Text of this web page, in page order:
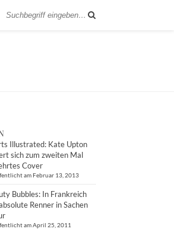
Illustrated: Kate Upton
sich zum zweiten Mal
Cover
am Februar 13, 2013
Bubbles: In Frankreich
Renner in Sachen
am April 25, 2011